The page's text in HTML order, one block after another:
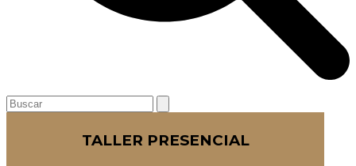
Open
mobile
Close
mobile
Search
TALLER PRESENCIAL